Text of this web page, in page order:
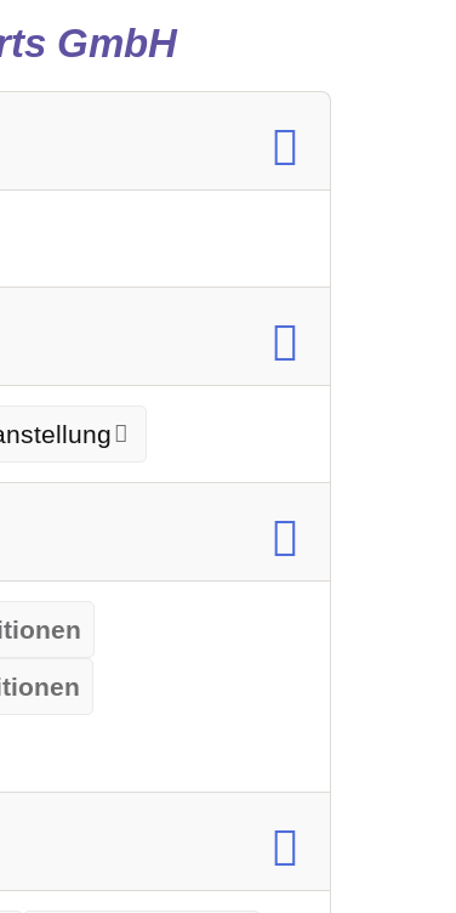
GmbH